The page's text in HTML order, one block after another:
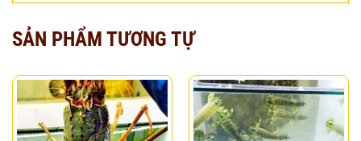
SẢN PHẨM TƯƠNG TỰ